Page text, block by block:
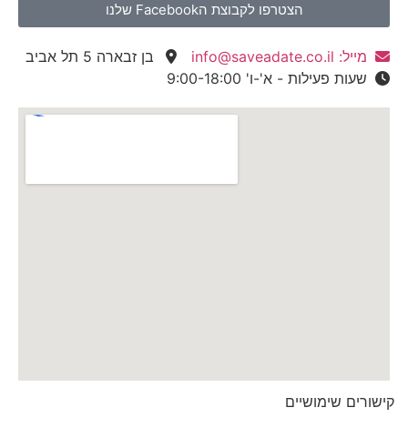
הצטרפו לקבוצת הFacebook שלנו
מייל: info@saveadate.co.il
בן זבארה 5 תל אביב
שעות פעילות - א'-ו' 9:00-18:00
קישורים שימושיים